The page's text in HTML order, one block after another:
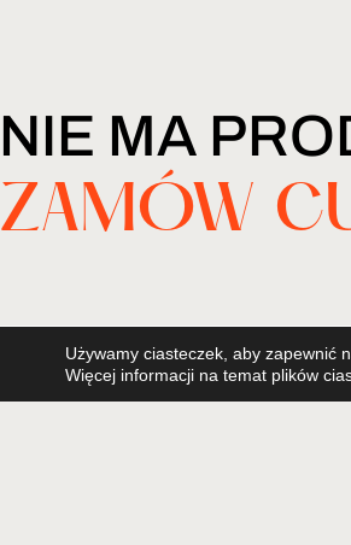
NIE MA
ZAMÓW
Używamy ciasteczek, aby zapewnić
Więcej informacji na temat plików